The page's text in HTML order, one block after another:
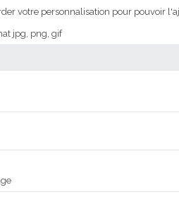
votre personnalisation pour pouvoir
jpg, png, gif